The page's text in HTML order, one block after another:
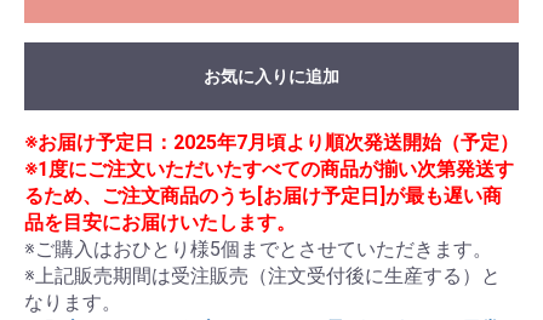
お気に入りに追加
※お届け予定日：2025年7月頃より順次発送開始（予定）
※1度にご注文いただいたすべての商品が揃い次第発送す
るため、ご注文商品のうち[お届け予定日]が最も遅い商
品を目安にお届けいたします。
※ご購入はおひとり様5個までとさせていただきます。
※上記販売期間は受注販売（注文受付後に生産する）と
なります。